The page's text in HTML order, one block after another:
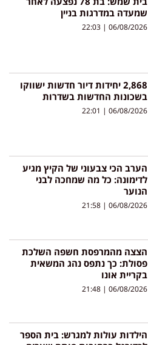
שמעדה במדרגות בניין
06/08/2026
2,868 יחידות דיור חדשות ישווקו
בשכונות החדשות בשדרות
06/08/2026
הערב הכי צבעוני של הקיץ מגיע
לדימונה: כל מה שמחכה לבני
הנוער
06/08/2026
הצצה מהמרפסת חשפה השלכת
פסולת: כך נתפס נהג המשאית
בקריית אונו
06/08/2026
הילדות עולות למגרש: בית הספר